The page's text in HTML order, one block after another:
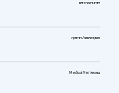
יתרונות מרכזיים
אופן השימוש / תחזוקה
טיפ של Medical Vet